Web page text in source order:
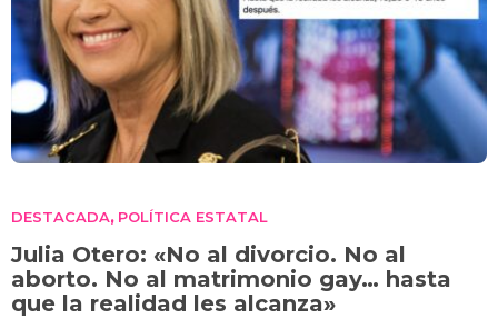
DESTACADA, POLÍTICA ESTATAL
Julia Otero: «No al divorcio. No al
aborto. No al matrimonio gay… hasta
que la realidad les alcanza»